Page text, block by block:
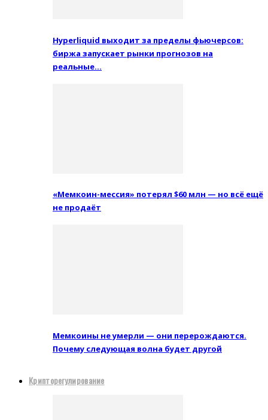
Hyperliquid выходит за пределы фьючерсов:
биржа запускает рынки прогнозов на
реальные…
«Мемкоин-мессия» потерял $60 млн — но всё ещё
не продаёт
Мемкоины не умерли — они перерождаются.
Почему следующая волна будет другой
Крипторегулирование